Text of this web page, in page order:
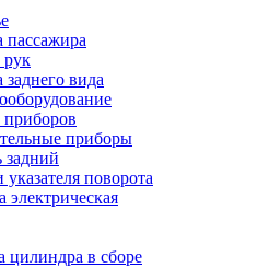
пассажира
рук
заднего вида
приборы
задний
поворота
электрическая
цилиндра в сборе